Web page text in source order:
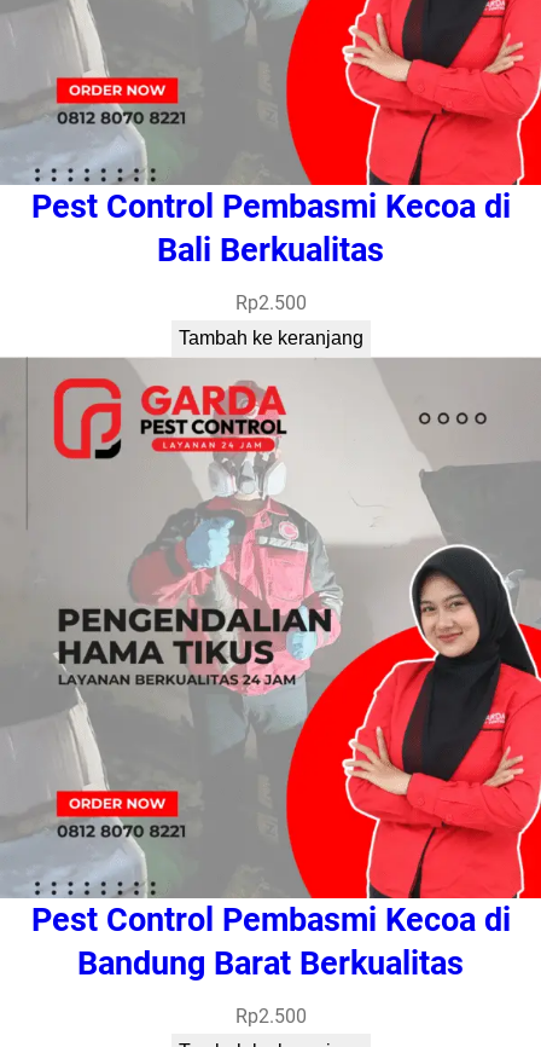
Pest Control Pembasmi Kecoa di
Bali Berkualitas
Rp2.500
Tambah ke keranjang
Pest Control Pembasmi Kecoa di
Bandung Barat Berkualitas
Rp2.500